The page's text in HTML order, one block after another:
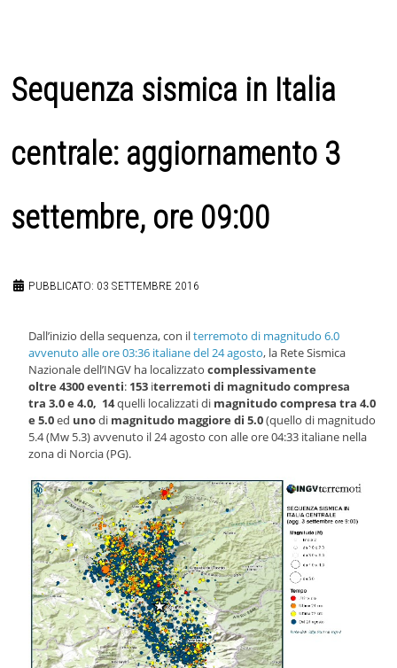
Sequenza sismica in Italia
centrale: aggiornamento 3
settembre, ore 09:00
PUBBLICATO: 03 SETTEMBRE 2016
Dall’inizio della sequenza, con ilterremoto di magnitudo 6.0
avvenuto alle ore 03:36 italiane del 24 agosto, la Rete Sismica
Nazionale dell’INGV ha localizzato complessivamente
oltre 4300 eventi: 153 iterremoti di magnitudo compresa
tra 3.0 e 4.0, 14quelli localizzati di magnitudo compresa tra 4.0
e 5.0ed unodi magnitudo maggiore di 5.0(quello di magnitudo
5.4 (Mw 5.3) avvenuto il 24 agosto con alle ore 04:33 italiane nella
zona di Norcia (PG).